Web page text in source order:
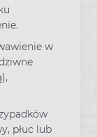
w
płuc lub